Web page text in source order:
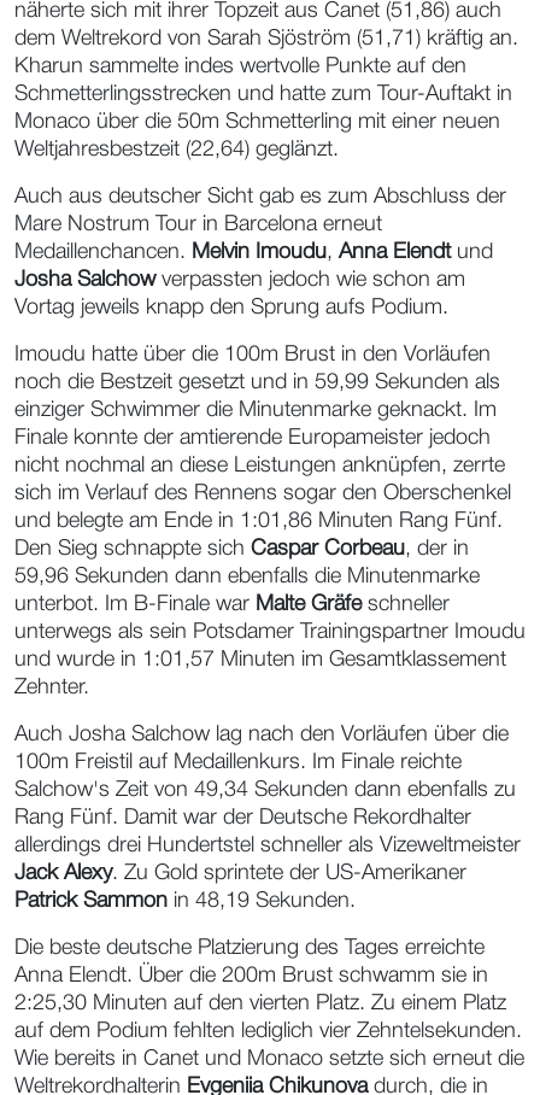
näherte sich mit ihrer Topzeit aus Canet (51,86) auch
dem Weltrekord von Sarah Sjöström (51,71) kräftig an.
Kharun sammelte indes wertvolle Punkte auf den
Schmetterlingsstrecken und hatte zum Tour-Auftakt in
Monaco über die 50m Schmetterling mit einer neuen
Weltjahresbestzeit (22,64) geglänzt.
Auch aus deutscher Sicht gab es zum Abschluss der
Mare Nostrum Tour in Barcelona erneut
Medaillenchancen. Melvin Imoudu, Anna Elendt und
Josha Salchow verpassten jedoch wie schon am
Vortag jeweils knapp den Sprung aufs Podium.
Imoudu hatte über die 100m Brust in den Vorläufen
noch die Bestzeit gesetzt und in 59,99 Sekunden als
einziger Schwimmer die Minutenmarke geknackt. Im
Finale konnte der amtierende Europameister jedoch
nicht nochmal an diese Leistungen anknüpfen, zerrte
sich im Verlauf des Rennens sogar den Oberschenkel
und belegte am Ende in 1:01,86 Minuten Rang Fünf.
Den Sieg schnappte sich Caspar Corbeau, der in
59,96 Sekunden dann ebenfalls die Minutenmarke
unterbot. Im B-Finale war Malte Gräfe schneller
unterwegs als sein Potsdamer Trainingspartner Imoudu
und wurde in 1:01,57 Minuten im Gesamtklassement
Zehnter.
Auch Josha Salchow lag nach den Vorläufen über die
100m Freistil auf Medaillenkurs. Im Finale reichte
Salchow's Zeit von 49,34 Sekunden dann ebenfalls zu
Rang Fünf. Damit war der Deutsche Rekordhalter
allerdings drei Hundertstel schneller als Vizeweltmeister
Jack Alexy. Zu Gold sprintete der US-Amerikaner
Patrick Sammon in 48,19 Sekunden.
Die beste deutsche Platzierung des Tages erreichte
Anna Elendt. Über die 200m Brust schwamm sie in
2:25,30 Minuten auf den vierten Platz. Zu einem Platz
auf dem Podium fehlten lediglich vier Zehntelsekunden.
Wie bereits in Canet und Monaco setzte sich erneut die
Weltrekordhalterin Evgeniia Chikunovadurch, die in